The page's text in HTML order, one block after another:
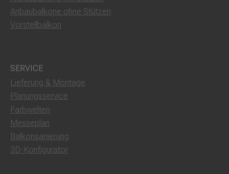
Anbaubalkone ohne Stützen
Vorstellbalkon
SERVICE
Lieferung & Montage
Planungsservice
Farbwelten
Messeplan
Balkonsanierung
3D-Konfigurator